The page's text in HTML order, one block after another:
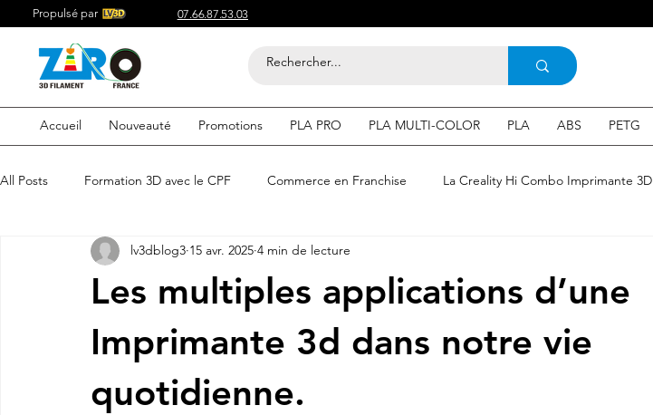
Propulsé par 07.66.87.53.03
Accueil Nouveauté Promotions PLA PRO PLA MULTI-COLOR PLA ABS PETG
All Posts Formation 3D avec le CPF Commerce en Franchise La Creality Hi Combo Imprimante 3D
Acheter du Filament 3D pour Compétitif du Filament 3D
Filaments 3D PLA Acheter du Filament 3D Impression 3d en ligne Acheter une machine 3D
etre visible sur google Comment etre visible sur google
Les multiples applications d’une
Imprimante 3d dans notre vie
quotidienne.
lv3dblog3 15 avr. 2025 4 min de lecture